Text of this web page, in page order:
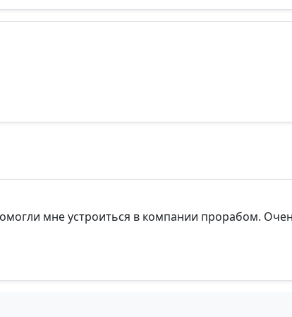
мне устроиться в компании прорабом.